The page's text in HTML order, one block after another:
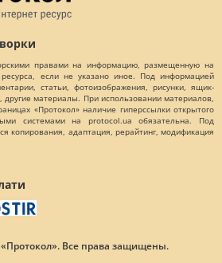
правами на информацию, размещенную на
если не указано иное. Под информацией
статьи, фотоизображения, рисунки, ящик-
материалы. При использовании материалов,
«Протокол» наличие гиперссылки открытого
системами на protocol.ua обязательна. Под
копирования, адаптация, рерайтинг, модификация
Все права защищены.